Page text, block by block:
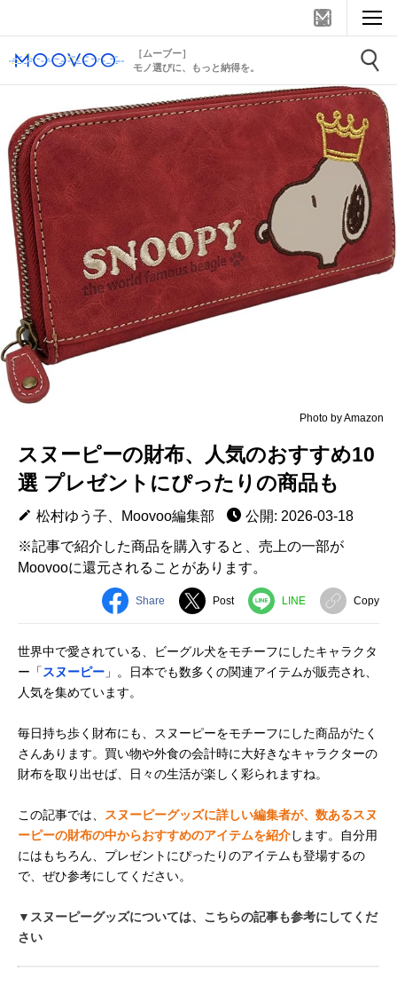
［ムーブー］
モノ選びに、もっと納得を。
Photo by Amazon
スヌーピーの財布、人気のおすすめ10
選 プレゼントにぴったりの商品も
松村ゆう子、Moovoo編集部
公開: 2026-03-18
※記事で紹介した商品を購入すると、売上の一部が
Moovooに還元されることがあります。
Share Post LINE Copy
世界中で愛されている、ビーグル犬をモチーフにしたキャラクタ
ー「 スヌーピー 」。日本でも数多くの関連アイテムが販売され、
人気を集めています。
毎日持ち歩く財布にも、スヌーピーをモチーフにした商品がたく
さんあります。買い物や外食の会計時に大好きなキャラクターの
財布を取り出せば、日々の生活が楽しく彩られますね。
この記事では、
スヌーピーグッズに詳しい編集者が、数あるスヌ
ーピーの財布の中からおすすめのアイテムを紹介します。自分用
にはもちろん、プレゼントにぴったりのアイテムも登場するの
で、ぜひ参考にしてください。
▼スヌーピーグッズについては、こちらの記事も参考にしてくだ
さい